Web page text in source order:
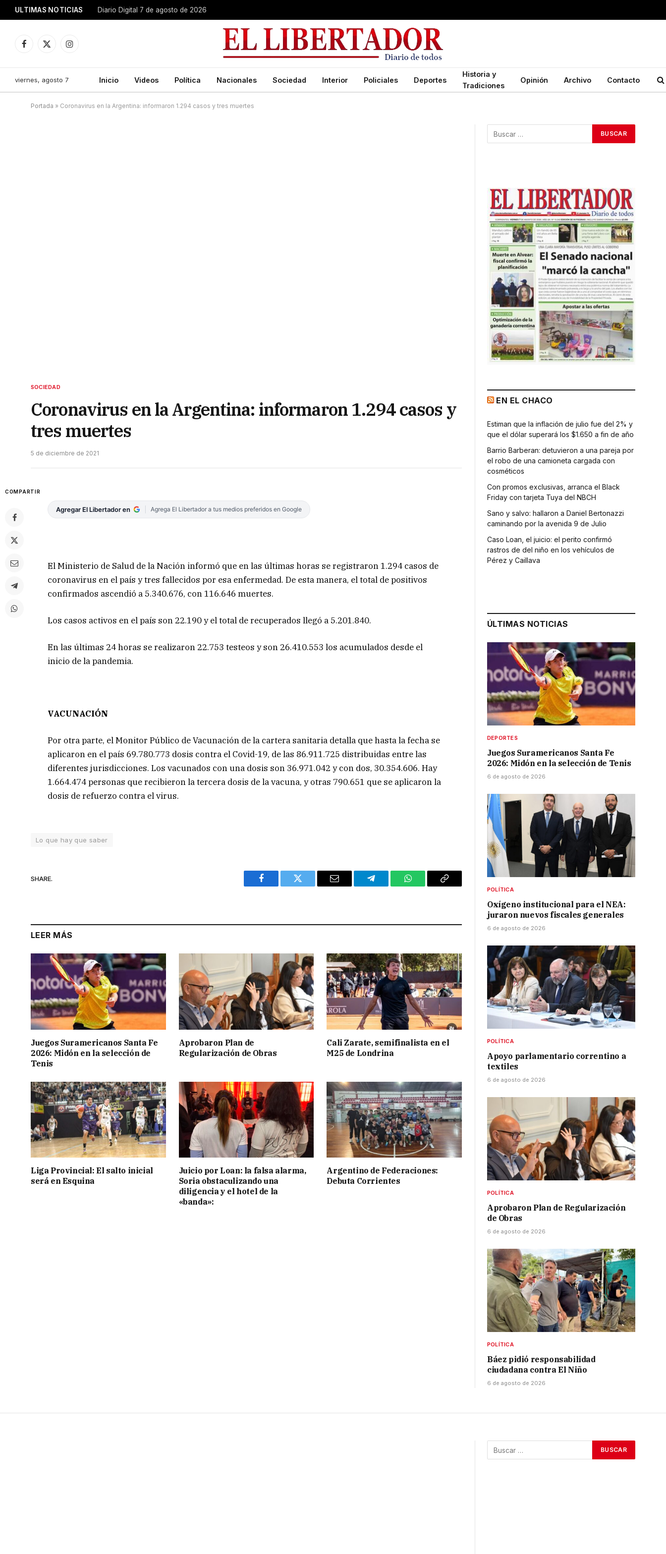
ULTIMAS NOTICIAS Diario Digital 7 de agosto de 2026
Facebook
X
Instagram
viernes, agosto 7 Inicio Videos Política Nacionales Sociedad Interior Policiales Deportes
Historia y
Tradiciones
Opinión Archivo Contacto
Portada » Coronavirus en la Argentina: informaron 1.294 casos y tres muertes
SOCIEDAD
Coronavirus en la Argentina: informaron 1.294 casos y
tres muertes
5 de diciembre de 2021
COMPARTIR
Agregar El Libertador en Agrega El Libertador a tus medios preferidos en Google
El Ministerio de Salud de la Nación informó que en las últimas horas se registraron 1.294 casos de
coronavirus en el país y tres fallecidos por esa enfermedad. De esta manera, el total de positivos
confirmados ascendió a 5.340.676, con 116.646 muertes.
Los casos activos en el país son 22.190 y el total de recuperados llegó a 5.201.840.
En las últimas 24 horas se realizaron 22.753 testeos y son 26.410.553 los acumulados desde el
inicio de la pandemia.
VACUNACIÓN
Por otra parte, el Monitor Público de Vacunación de la cartera sanitaria detalla que hasta la fecha se
aplicaron en el país 69.780.773 dosis contra el Covid-19, de las 86.911.725 distribuidas entre las
diferentes jurisdicciones. Los vacunados con una dosis son 36.971.042 y con dos, 30.354.606. Hay
1.664.474 personas que recibieron la tercera dosis de la vacuna, y otras 790.651 que se aplicaron la
dosis de refuerzo contra el virus.
Lo que hay que saber
SHARE.
Facebook Twitter Email Telegram WhatsAppCopy
LEER MÁS
Juegos Suramericanos Santa Fe
2026: Midón en la selección de
Tenis
Aprobaron Plan de
Regularización de Obras
Cali Zarate, semifinalista en el
M25 de Londrina
Liga Provincial: El salto inicial
será en Esquina
Juicio por Loan: la falsa alarma,
Soria obstaculizando una
diligencia y el hotel de la
«banda»:
Argentino de Federaciones:
Debuta Corrientes
EN EL CHACO
Estiman que la inflación de julio fue del 2% y
que el dólar superará los $1.650 a fin de año
Barrio Barberan: detuvieron a una pareja por
el robo de una camioneta cargada con
cosméticos
Con promos exclusivas, arranca el Black
Friday con tarjeta Tuya del NBCH
Sano y salvo: hallaron a Daniel Bertonazzi
caminando por la avenida 9 de Julio
Caso Loan, el juicio: el perito confirmó
rastros de del niño en los vehículos de
Pérez y Caillava
ÚLTIMAS NOTICIAS
DEPORTES
Juegos Suramericanos Santa Fe
2026: Midón en la selección de Tenis
6 de agosto de 2026
POLÍTICA
Oxígeno institucional para el NEA:
juraron nuevos fiscales generales
6 de agosto de 2026
POLÍTICA
Apoyo parlamentario correntino a
textiles
6 de agosto de 2026
POLÍTICA
Aprobaron Plan de Regularización
de Obras
6 de agosto de 2026
POLÍTICA
Báez pidió responsabilidad
ciudadana contra El Niño
6 de agosto de 2026